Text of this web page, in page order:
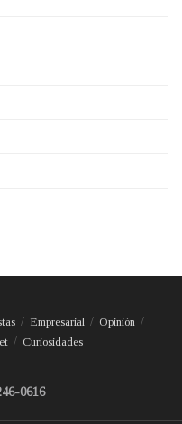
Empresarial
Opinión
Curiosidades
0616